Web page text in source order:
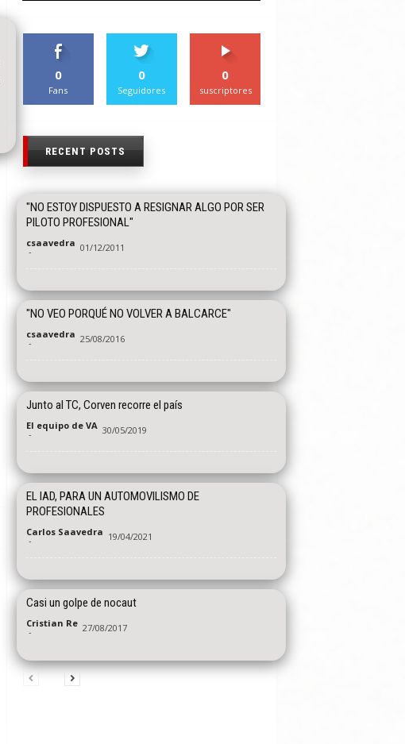
0
Fans
0
Seguidores
0
suscriptores
RECENT POSTS
"NO ESTOY DISPUESTO A RESIGNAR ALGO POR SER
PILOTO PROFESIONAL"
csaavedra
- 01/12/2011
"NO VEO PORQUÉ NO VOLVER A BALCARCE"
csaavedra
- 25/08/2016
Junto al TC, Corven recorre el país
El equipo de VA
- 30/05/2019
EL IAD, PARA UN AUTOMOVILISMO DE
PROFESIONALES
Carlos Saavedra
- 19/04/2021
Casi un golpe de nocaut
Cristian Re
- 27/08/2017